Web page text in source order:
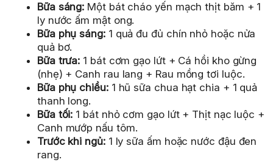
Bữa sáng: Một bát cháo yến mạch thịt băm + 1
ly nước ấm mật ong.
Bữa phụ sáng:1 quả đu đủ chín nhỏ hoặc nửa
quả bơ.
Bữa trưa: 1 bát cơm gạo lứt + Cá hồi kho gừng
(nhẹ) + Canh rau lang + Rau mồng tơi luộc.
Bữa phụ chiều:1 hũ sữa chua hạt chia + 1 quả
thanh long.
Bữa tối: 1 bát nhỏ cơm gạo lứt + Thịt nạc luộc +
Canh mướp nấu tôm.
Trước khi ngủ:1 ly sữa ấm hoặc nước đậu đen
rang.